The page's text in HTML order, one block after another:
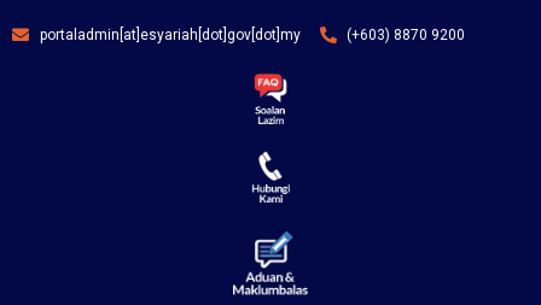
portaladmin[at]esyariah[dot]gov[dot]my (+603) 8870 9200